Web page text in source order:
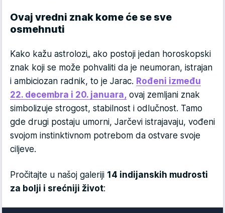
Ovaj vredni znak kome će se sve
osmehnuti
Kako kažu astrolozi„ ako postoji jedan horoskopski
znak koji se može pohvaliti da je neumoran, istrajan
i ambiciozan radnik, to je Jarac. Rođeni između
22. decembra i 20. januara, ovaj zemljani znak
simbolizuje strogost, stabilnost i odlučnost. Tamo
gde drugi postaju umorni, Jarčevi istrajavaju, vođeni
svojom instinktivnom potrebom da ostvare svoje
ciljeve.
Pročitajte u našoj galeriji 14 indijanskih mudrosti
za bolji i srećniji život: